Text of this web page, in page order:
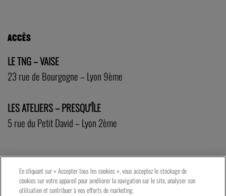
ACCÈS
LE TNG – VAISE
23 rue de Bourgogne – Lyon 9ème
LES ATELIERS – PRESQU’ÎLE
5 rue du Petit David – Lyon 2ème
En cliquant sur « Accepter tous les cookies », vous acceptez le stockage de
cookies sur votre appareil pour améliorer la navigation sur le site, analyser son
utilisation et contribuer à nos efforts de marketing.